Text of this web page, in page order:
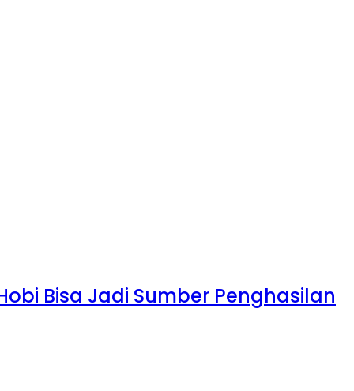
Bisa Jadi Sumber Penghasilan